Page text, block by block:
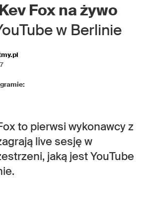
Fox na żywo
w Berlinie
to pierwsi wykonawcy z
live sesję w
jaką jest YouTube